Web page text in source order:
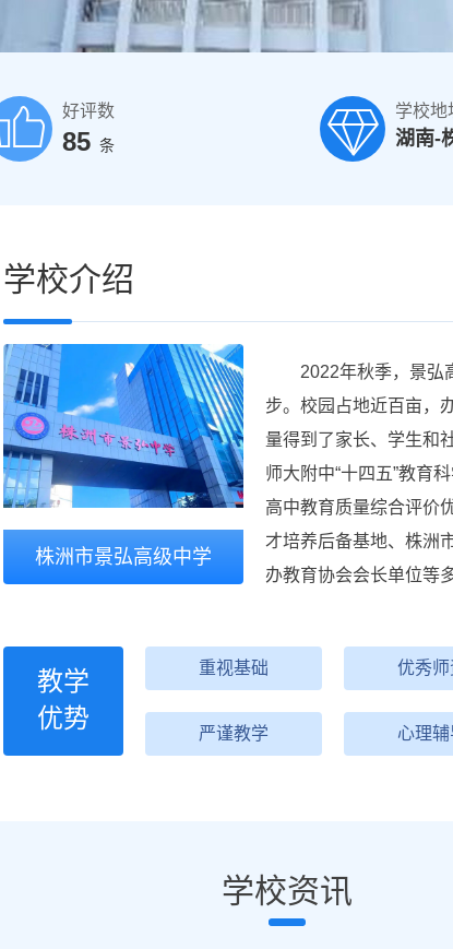
好评数
85 条
学校地
湖南-
学校介绍
株洲市景弘高级中学
2022年秋季，景弘高
步。校园占地近百亩，
量得到了家长、学生和
师大附中“十四五”教育
高中教育质量综合评价
才培养后备基地、株洲
办教育协会会长单位等
教学
优势
重视基础 优秀师
严谨教学 心理辅
学校资讯